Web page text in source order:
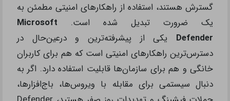
گسترش هستند، استفاده از راهکارهای امنیتی مطمئن به
یک ضرورت تبدیل شده است. Microsoft
Defender یکی از پیشرفته‌ترین و درعین‌حال در
دسترس‌ترین راهکارهای امنیتی است که هم برای کاربران
خانگی و هم برای سازمان‌ها قابلیت استفاده دارد. اگر به
دنبال سیستمی برای مقابله با ویروس‌ها، باج‌افزارها،